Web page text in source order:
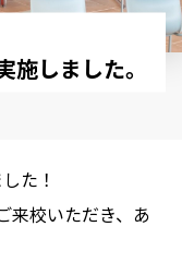
しました。
た！
来校いただき、あ